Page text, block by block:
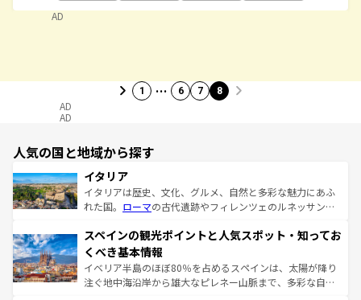
AD
1 … 6 7 8
AD
AD
人気の国と地域から探す
イタリア
イタリアは歴史、文化、グルメ、自然と多彩な魅力にあふ
れた国。 ローマの古代遺跡やフィレンツェのルネッサンス
ろん、トスカーナの美しい田園風景やアマルフィ海岸の絶
景など、自然景観も見逃せない。観光の合間には、本場の
ピザやパスタなど、絶品のイタリア料理を堪能することも
できる。朝目覚めてから夜眠るまで、すべての瞬間を楽し
スペインの観光ポイントと人気スポット・知ってお
くべき基本情報
イベリア半島のほぼ80％を占めるスペインは、太陽が降り
注ぐ地中海沿岸から雄大なピレネー山脈まで、多彩な自然